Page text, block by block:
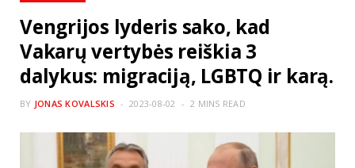
Vengrijos lyderis sako, kad
Vakarų vertybės reiškia 3
dalykus: migraciją, LGBTQ ir karą.
BY JONAS KOVALSKIS 2023-08-02 2 MINS READ